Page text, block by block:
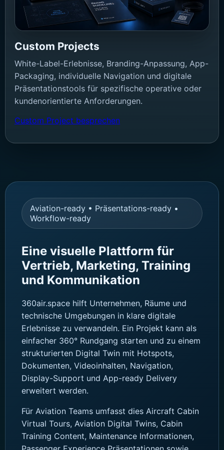
Custom Projects
White-Label-Erlebnisse, Branding-Anpassung, App-
Packaging, individuelle Navigation und digitale
Präsentationstools für spezifische operative oder
kundenorientierte Anforderungen.
Custom Project besprechen
Aviation-ready • Präsentations-ready •
Workflow-ready
Eine visuelle Plattform für
Vertrieb, Marketing, Training
und Kommunikation
360air.space hilft Unternehmen, Räume und
technische Umgebungen in klare digitale
Erlebnisse zu verwandeln. Ein Projekt kann als
einfacher 360° Rundgang starten und zu einem
strukturierten Digital Twin mit Hotspots,
Dokumenten, Videoinhalten, Navigation,
Display-Support und App-ready Delivery
erweitert werden.
Für Aviation Teams umfasst dies Aircraft Cabin
Virtual Tours, Aviation Digital Twins, Cabin
Training Content, Maintenance Informationen,